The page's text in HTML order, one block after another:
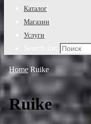
Каталог
Магазин
Услуги
Home Ruike
Ruike